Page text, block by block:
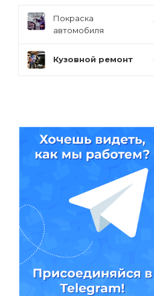
Покраска
автомобиля
Кузовной ремонт